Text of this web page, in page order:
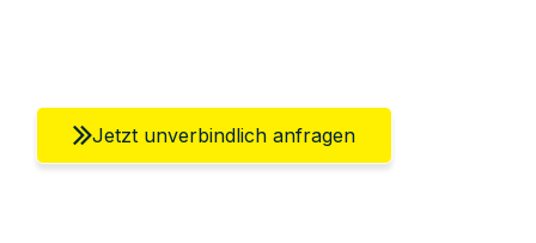
Jetzt unverbindlich anfragen